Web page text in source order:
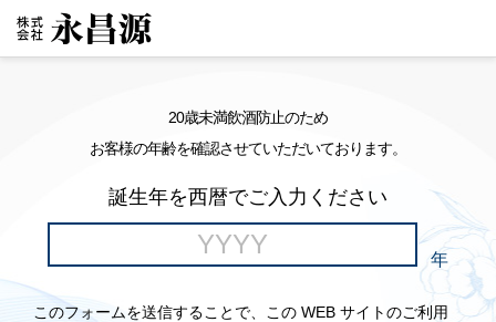
20歳未満飲酒防止のため
お客様の年齢を確認させていただいております。
誕生年を西暦でご入力ください
年
このフォームを送信することで、この WEB サイトのご利用